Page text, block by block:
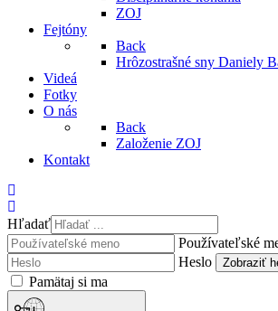
ZOJ
Fejtóny
Back
Hrôzostrašné sny Daniely
Videá
Fotky
O nás
Back
Založenie ZOJ
Kontakt
Hľadať
Používateľské
Heslo
Zobraziť
Pamätaj si ma